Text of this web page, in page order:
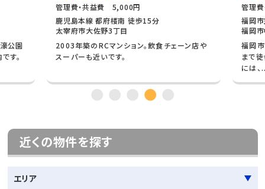
公園
す。
管理費・共益費 5,000円
鹿児島本線 都府楼南 徒歩15分
太宰府市大佐野3丁目
2003年築のRCマンション。飲食チェーン店や
スーパーも近いです。
管理
福岡
福岡
福岡
まで
には、
近くの物件を探す
エリア